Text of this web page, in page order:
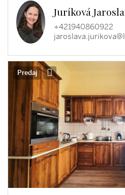
Juríková
+421940860922
Predaj